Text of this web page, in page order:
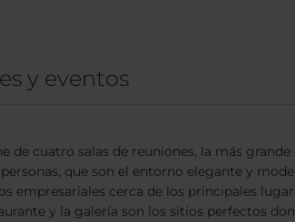
y eventos
de cuatro salas de reuniones, la más
personas, que son el entorno elegante y
empresariales cerca de los principales
y la galería son los sitios perfectos